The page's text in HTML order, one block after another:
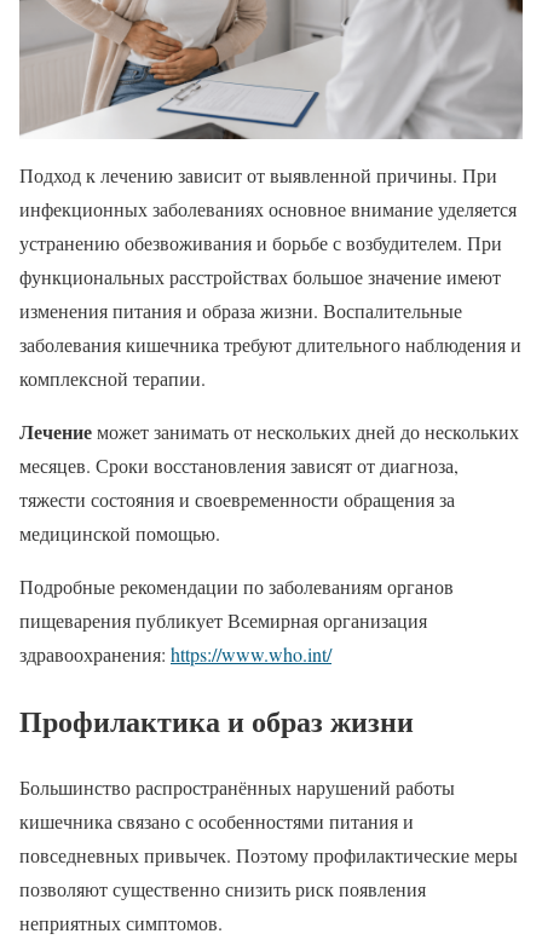
Подход к лечению зависит от выявленной причины. При
инфекционных заболеваниях основное внимание уделяется
устранению обезвоживания и борьбе с возбудителем. При
функциональных расстройствах большое значение имеют
изменения питания и образа жизни. Воспалительные
заболевания кишечника требуют длительного наблюдения и
комплексной терапии.
Лечениеможет занимать от нескольких дней до нескольких
месяцев. Сроки восстановления зависят от диагноза,
тяжести состояния и своевременности обращения за
медицинской помощью.
Подробные рекомендации по заболеваниям органов
пищеварения публикует Всемирная организация
здравоохранения: https://www.who.int/
Профилактика и образ жизни
Большинство распространённых нарушений работы
кишечника связано с особенностями питания и
повседневных привычек. Поэтому профилактические меры
позволяют существенно снизить риск появления
неприятных симптомов.